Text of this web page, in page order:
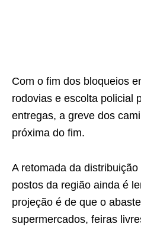
Com o fim dos bloqueios
rodovias e escolta policial
entregas, a greve dos
próxima do fim.
A retomada da
postos da região ainda é
projeção é de que o
supermercados, feiras